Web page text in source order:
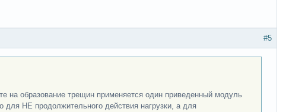
#5
на образование трещин применяется один приведенный модуль
НЕ продолжительного действия нагрузки, а для